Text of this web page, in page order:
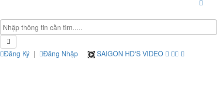
Đăng Ký | Đăng Nhập SAIGON HD'S VIDEO